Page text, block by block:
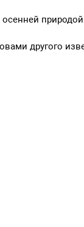
другого